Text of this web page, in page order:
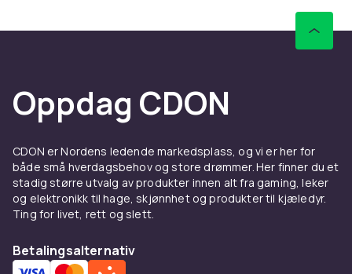
Oppdag CDON
CDON er Nordens ledende markedsplass, og vi er her for
både små hverdagsbehov og store drømmer. Her finner du et
stadig større utvalg av produkter innen alt fra gaming, leker
og elektronikk til hage, skjønnhet og produkter til kjæledyr.
Ting for livet, rett og slett.
Betalingsalternativ